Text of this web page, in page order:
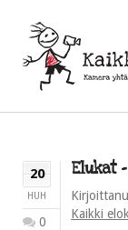
20
HUH
0
Elukat
Kaikki